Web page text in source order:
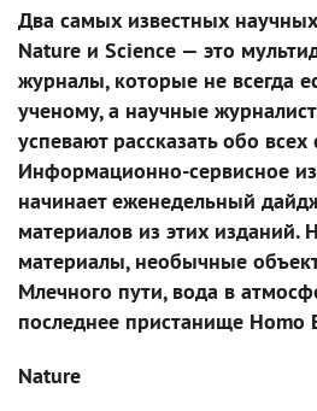
Два самых известных
Nature и Science — это
журналы, которые не всегда
ученому, а научные
успевают рассказать обо всех
Информационно-сервисное
начинает еженедельный
материалов из этих изданий.
материалы, необычные
Млечного пути, вода в
последнее пристанище Homo
Nature